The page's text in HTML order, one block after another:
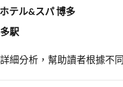
テル&スパ 博多
駅
細分析，幫助讀者根據不